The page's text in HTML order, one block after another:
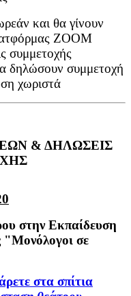
και θα γίνουν
ΖΟΟΜ
συμμετοχής
δηλώσουν συμμετοχή
χωριστά
& ΔΗΛΩΣΕΙΣ
στην Εκπαίδευση
"Μονόλογοι σε
στα σπίτια